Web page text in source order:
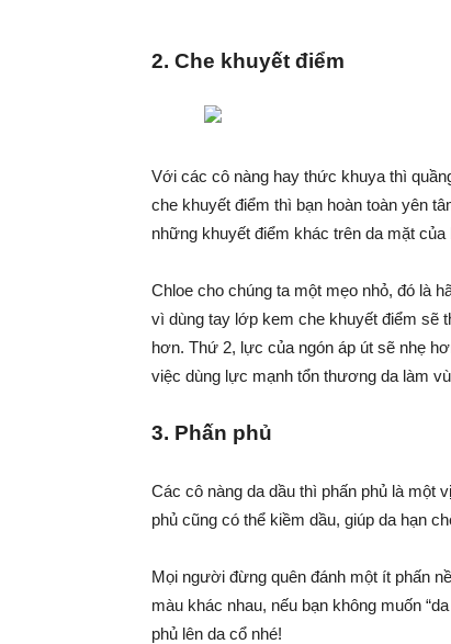
2. Che khuyết điểm
Với các cô nàng hay thức khuya thì
che khuyết điểm thì bạn hoàn toàn yên
những khuyết điểm khác trên da mặt của
Chloe cho chúng ta một mẹo nhỏ, đó là
vì dùng tay lớp kem che khuyết điểm sẽ
hơn. Thứ 2, lực của ngón áp út sẽ nhẹ
việc dùng lực mạnh tổn thương da làm
3. Phấn phủ
Các cô nàng da dầu thì phấn phủ là một
phủ cũng có thể kiềm dầu, giúp da hạn
Mọi người đừng quên đánh một ít phấn
màu khác nhau, nếu bạn không muốn
phủ lên da cổ nhé!